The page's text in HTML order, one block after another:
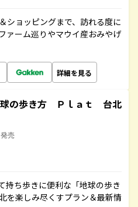
ショッピングまで、訪れる度に
ァーム巡りやマウイ産おみやげ
詳細を見る
の歩き方 Ｐｌａｔ 台北
売
持ち歩きに便利な「地球の歩き
を楽しみ尽くすプラン＆最新情